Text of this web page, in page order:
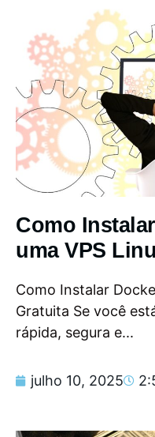
Como
uma VPS
Como Instalar
Gratuita Se você
rápida, segura e...
julho 10, 2025